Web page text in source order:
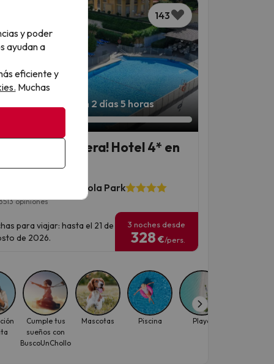
143
Quedan 2 días 5 horas
te espera! Hotel 4* en
del Sol
Monarque Fuengirola Park
opiniones
para viajar: hasta el 21 de
de 2026.
3 noches desde
328 €/pers.
Cumple tus
sueños con
BuscoUnChollo
Mascotas Piscina Playa
y poder
ayudan a
eficiente y
Muchas